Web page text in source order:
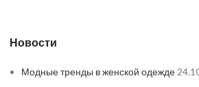
Новости
Модные тренды в женской одежде